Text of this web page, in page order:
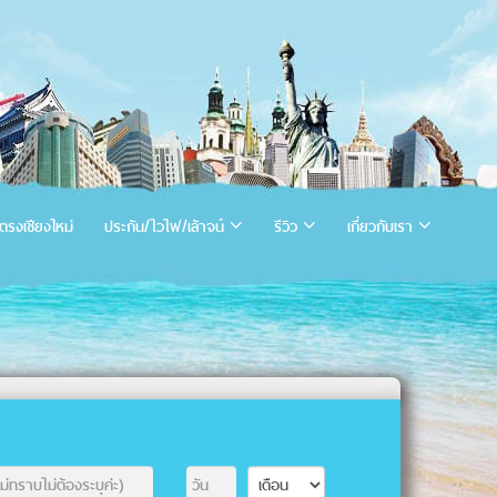
งเชียงใหม่ ประกัน/ไวไฟ/เล้าจน์ รีวิว เกี่ยวกับเรา